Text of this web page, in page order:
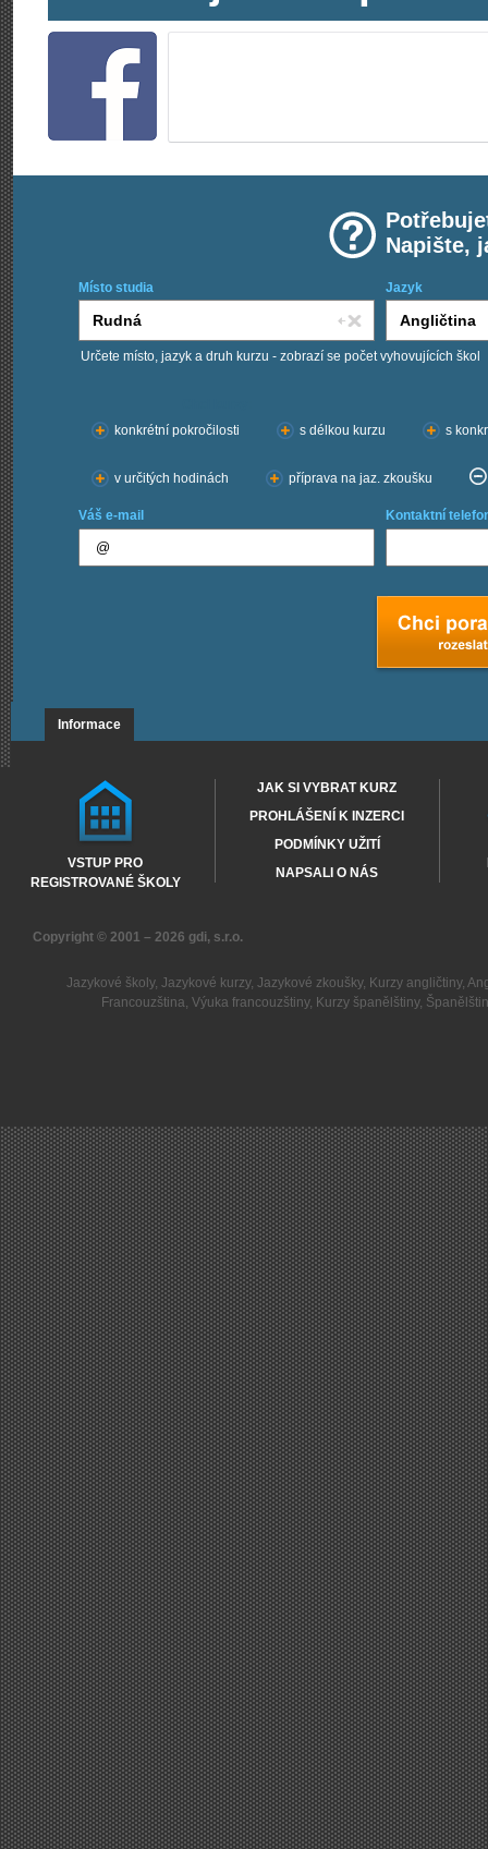
Napište,
Místo studia Jazyk
Určete místo, jazyk a druh kurzu - zobrazí se počet vyhovujících škol
konkrétní pokročilosti
s délkou kurzu s
v určitých hodinách příprava na jaz. zkoušku
Váš e-mail Kontaktní
Informace
VSTUP PRO
REGISTROVANÉ ŠKOLY
JAK SI VYBRAT KURZ
PROHLÁŠENÍ K INZERCI
PODMÍNKY UŽITÍ
NAPSALI O NÁS
Copyright © 2001 – 2026 gdi, s.r.o.
Jazykové školy, Jazykové kurzy, Jazykové zkoušky, Kurzy angličtiny,
Francouzština,Výuka francouzštiny, Kurzy španělštiny,